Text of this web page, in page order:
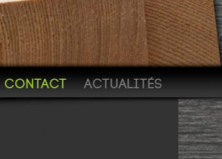
CONTACT ACTUALITÉS